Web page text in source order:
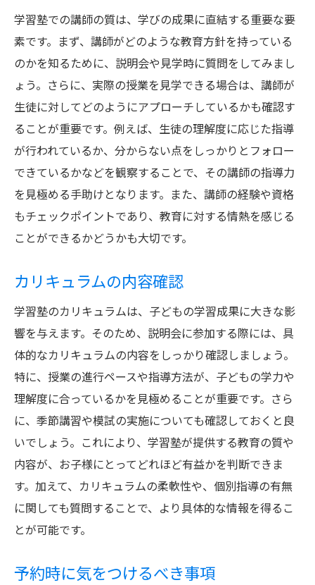
学習塾での講師の質は、学びの成果に直結する重要な要
素です。まず、講師がどのような教育方針を持っている
のかを知るために、説明会や見学時に質問をしてみまし
ょう。さらに、実際の授業を見学できる場合は、講師が
生徒に対してどのようにアプローチしているかも確認す
ることが重要です。例えば、生徒の理解度に応じた指導
が行われているか、分からない点をしっかりとフォロー
できているかなどを観察することで、その講師の指導力
を見極める手助けとなります。また、講師の経験や資格
もチェックポイントであり、教育に対する情熱を感じる
ことができるかどうかも大切です。
カリキュラムの内容確認
学習塾のカリキュラムは、子どもの学習成果に大きな影
響を与えます。そのため、説明会に参加する際には、具
体的なカリキュラムの内容をしっかり確認しましょう。
特に、授業の進行ペースや指導方法が、子どもの学力や
理解度に合っているかを見極めることが重要です。さら
に、季節講習や模試の実施についても確認しておくと良
いでしょう。これにより、学習塾が提供する教育の質や
内容が、お子様にとってどれほど有益かを判断できま
す。加えて、カリキュラムの柔軟性や、個別指導の有無
に関しても質問することで、より具体的な情報を得るこ
とが可能です。
予約時に気をつけるべき事項